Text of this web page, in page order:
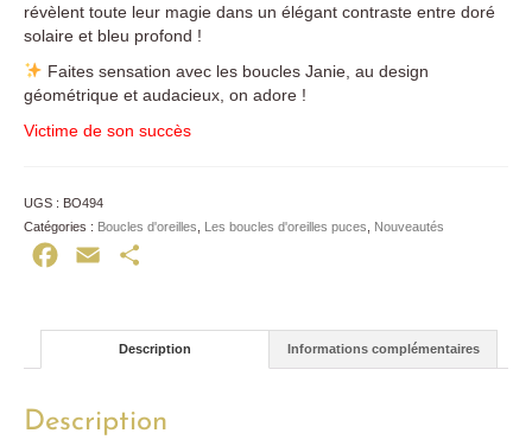
révèlent toute leur magie dans un élégant contraste entre doré
solaire et bleu profond !
Faites sensation avec les boucles Janie, au design
géométrique et audacieux, on adore !
Victime de son succès
UGS : BO494
Catégories : Boucles d'oreilles Les boucles d'oreilles puces Nouveautés
Facebook
Email
Description Informations complémentaires
Description